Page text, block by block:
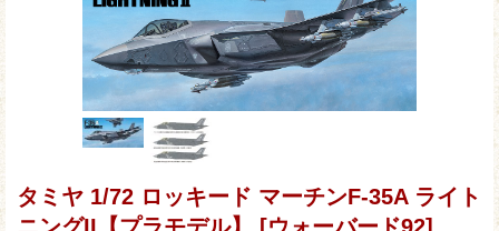
タミヤ 1/72 ロッキード マーチンF-35A ライト